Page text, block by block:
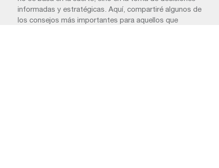
informadas y estratégicas. Aquí, compartiré algunos de
los consejos más importantes para aquellos que